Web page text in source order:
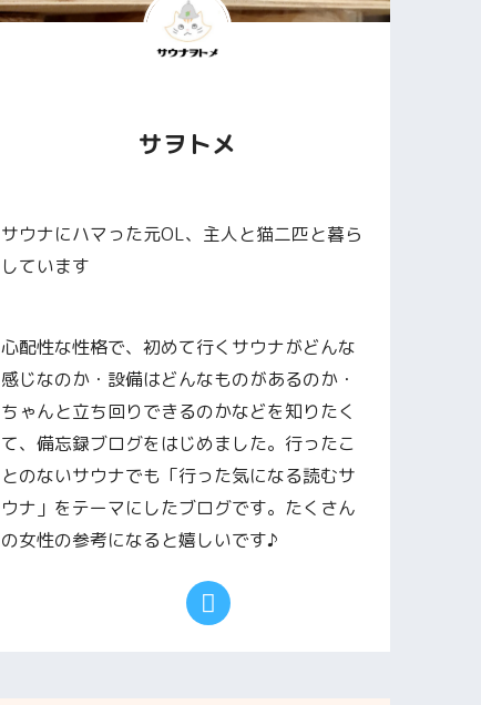
サヲトメ
サウナにハマった元OL、主人と猫二匹と暮ら
しています
心配性な性格で、初めて行くサウナがどんな
感じなのか・設備はどんなものがあるのか・
ちゃんと立ち回りできるのかなどを知りたく
て、備忘録ブログをはじめました。行ったこ
とのないサウナでも「行った気になる読むサ
ウナ」をテーマにしたブログです。たくさん
の女性の参考になると嬉しいです♪